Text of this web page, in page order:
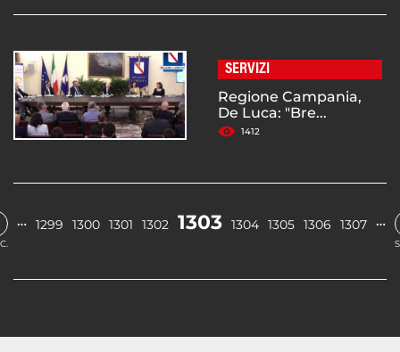
SERVIZI
Regione Campania,
De Luca: "Bre...
1412
… 1299 1300 1301 1302 1303 1304 1305 1306 1307 …